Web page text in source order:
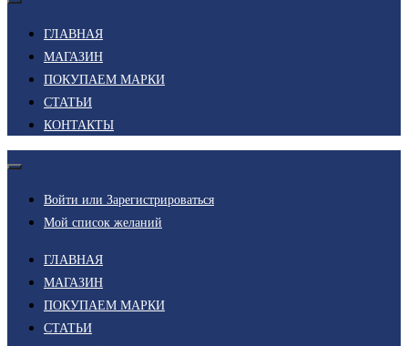
ГЛАВНАЯ
МАГАЗИН
ПОКУПАЕМ МАРКИ
СТАТЬИ
КОНТАКТЫ
Войти или Зарегистрироваться
Мой список желаний
ГЛАВНАЯ
МАГАЗИН
ПОКУПАЕМ МАРКИ
СТАТЬИ